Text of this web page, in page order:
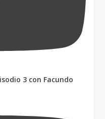
3 con Facundo